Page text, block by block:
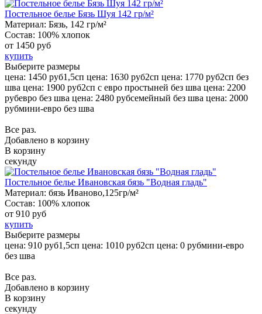
Постельное белье Бязь Шуя 142 гр/м²
Материал: Бязь, 142 гр/м²
Состав: 100% хлопок
от 1450 руб
купить
Выберите размеры
цена: 1450 руб1,5сп цена: 1630 руб2сп цена: 1770 руб2сп без
шва цена: 1900 руб2сп с евро простыней без шва цена: 2200
рубевро без шва цена: 2480 рубсемейный без шва цена: 2000
рубмини-евро без шва
Все раз.
Добавлено в корзину
В корзину
секунду
Постельное белье Ивановская бязь "Водная гладь"
Материал: бязь Иваново,125гр/м²
Состав: 100% хлопок
от 910 руб
купить
Выберите размеры
цена: 910 руб1,5сп цена: 1010 руб2сп цена: 0 рубмини-евро
без шва
Все раз.
Добавлено в корзину
В корзину
секунду